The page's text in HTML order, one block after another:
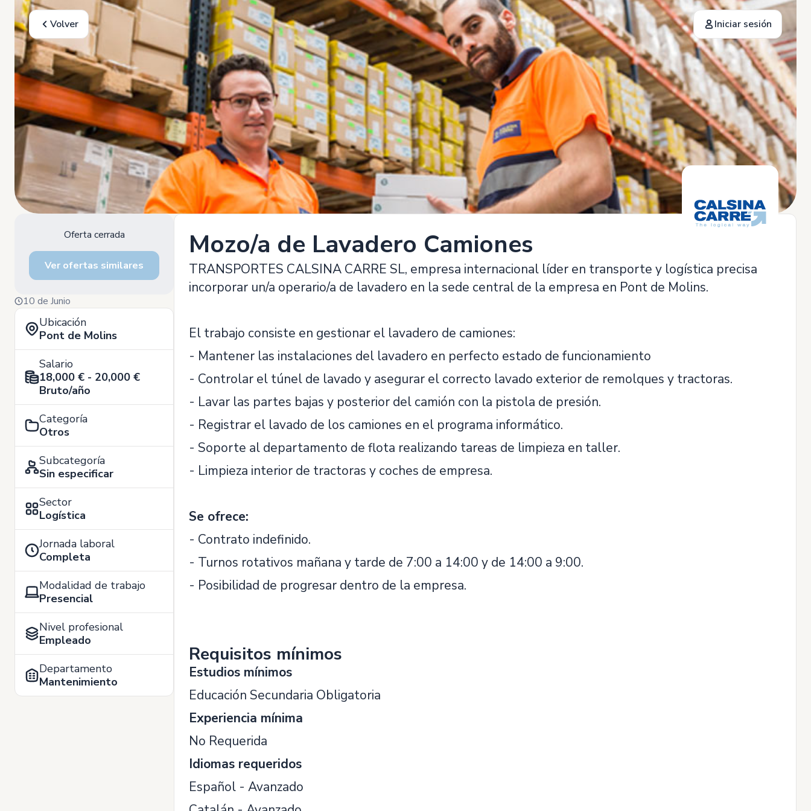
Volver Iniciar sesión
Oferta cerrada
Ver ofertas similares
10 de Junio
Ubicación
Pont de Molins
Salario
18,000 € - 20,000 €
Bruto/año
Categoría
Otros
Subcategoría
Sin especificar
Sector
Logística
Jornada laboral
Completa
Modalidad de trabajo
Presencial
Nivel profesional
Empleado
Departamento
Mantenimiento
Mozo/a de Lavadero Camiones
TRANSPORTES CALSINA CARRE SL, empresa internacional líder en transporte y logística precisa
incorporar un/a operario/a de lavadero en la sede central de la empresa en Pont de Molins.
El trabajo consiste en gestionar el lavadero de camiones:
- Mantener las instalaciones del lavadero en perfecto estado de funcionamiento
- Controlar el túnel de lavado y asegurar el correcto lavado exterior de remolques y tractoras.
- Lavar las partes bajas y posterior del camión con la pistola de presión.
- Registrar el lavado de los camiones en el programa informático.
- Soporte al departamento de flota realizando tareas de limpieza en taller.
- Limpieza interior de tractoras y coches de empresa.
Se ofrece:
- Contrato indefinido.
- Turnos rotativos mañana y tarde de 7:00 a 14:00 y de 14:00 a 9:00.
- Posibilidad de progresar dentro de la empresa.
Requisitos mínimos
Estudios mínimos
Educación Secundaria Obligatoria
Experiencia mínima
No Requerida
Idiomas requeridos
Español - Avanzado